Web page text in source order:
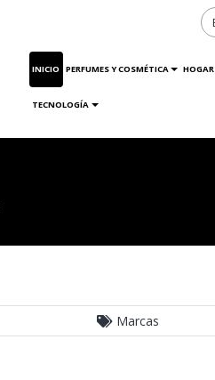
INICIO PERFUMES Y COSMÉTICA HOGAR
TECNOLOGÍA
Marcas